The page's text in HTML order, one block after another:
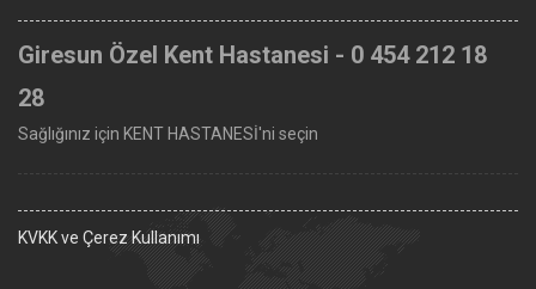
Giresun Özel Kent Hastanesi - 0 454 212 18
28
Sağlığınız için KENT HASTANESİ'ni seçin
KVKK ve Çerez Kullanımı